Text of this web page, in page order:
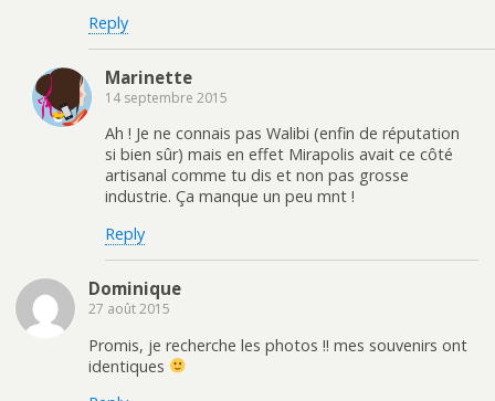
Reply
Marinette
14 septembre 2015
Ah ! Je ne connais pas Walibi (enfin de réputation
si bien sûr) mais en effet Mirapolis avait ce côté
artisanal comme tu dis et non pas grosse
industrie. Ça manque un peu mnt !
Reply
Dominique
27 août 2015
Promis, je recherche les photos !! mes souvenirs ont
identiques